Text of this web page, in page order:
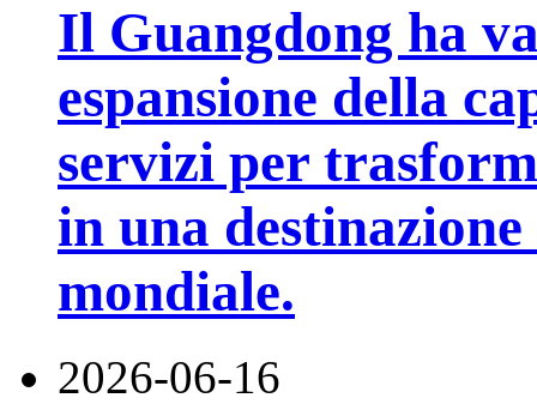
Il Guangdong ha
espansione della
servizi per
in una
mondiale.
2026-06-16